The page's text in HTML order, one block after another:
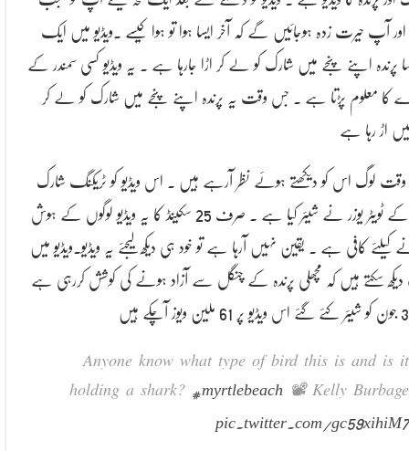
آپ حیرت زدہ ہوجائیں گے کہ آخر ایسا ہوا تو ہوا کیسے ۔ویڈیو میں ایک
پرندہ اپنے پنجے میں شارک کو لے کر اڑا جارہا ہے ۔ یہ ویڈیو کسی سمندر کے
کا معلوم پڑتا ہے ۔ جس وقت یہ پرندہ اپنے پنجے میں شارک کو لے کر
اڑ رہا ہے
لوگ اس کو دیکھتے ہوئے نظر آرہے ہیں ۔ اس ویڈیو کو ٹریکنگ شارک
نام کے ٹویٹر یوزر نے شیئر کیا ہے ۔ صرف 25 سکینڈ کا یہ ویڈیو لوگوں کے ہوش
کیلئے کافی ہے ۔ یقین نہیں آرہا ہے تو خود ہی دیکھ لیجئے یہ ویڈیو۔ویڈیو میں
سکتے ہیں کہ مچھلی پرندہ کے چنگل سے آزاد ہونے کی کوشش کررہی ہے
Anyone know what type of bird this is and is it
holding a shark? #myrtlebeach 📽 Kelly Burbage
pic.twitter.com/gc59xihiM7